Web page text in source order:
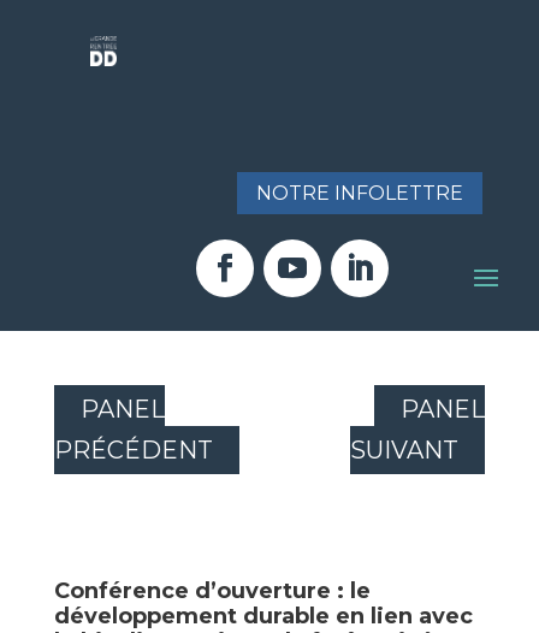
NOTRE INFOLETTRE
PANEL
PRÉCÉDENT
PANEL
SUIVANT
Conférence d’ouverture : le
développement durable en lien avec